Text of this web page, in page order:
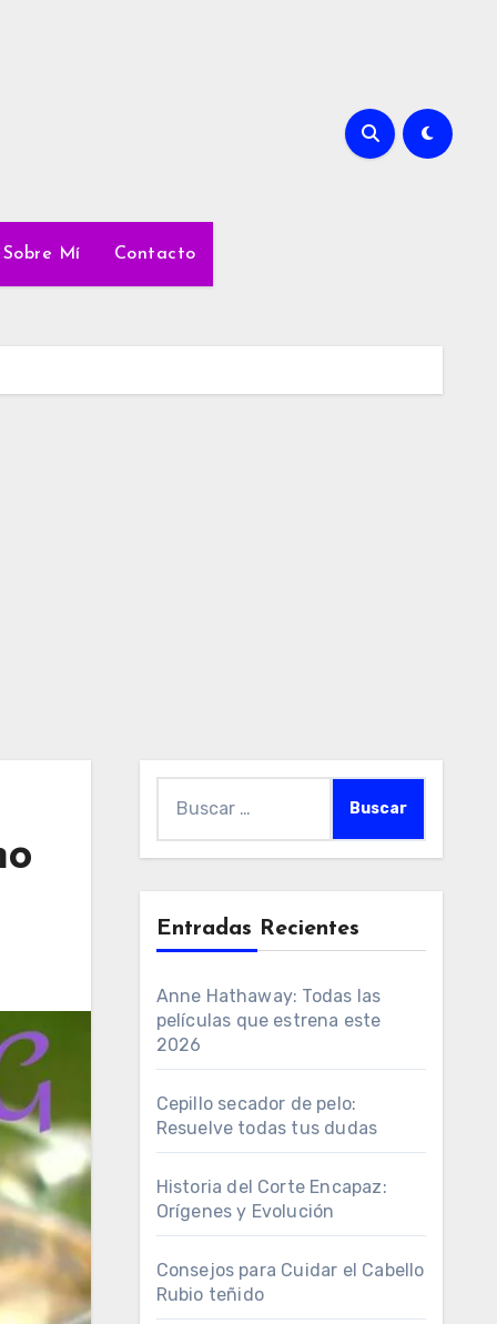
Sobre Mí Contacto
Entradas Recientes
Anne Hathaway: Todas las
películas que estrena este
2026
Cepillo secador de pelo:
Resuelve todas tus dudas
Historia del Corte Encapaz:
Orígenes y Evolución
Consejos para Cuidar el Cabello
Rubio teñido